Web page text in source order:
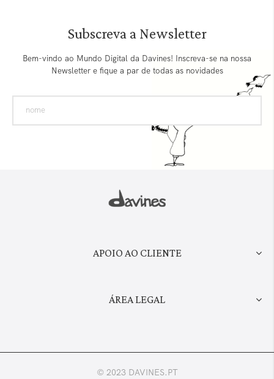
Subscreva a Newsletter
Bem-vindo ao Mundo Digital da Davines! Inscreva-se na nossa
Newsletter e fique a par de todas as novidades
APOIO AO CLIENTE
ÁREA LEGAL
© 2023 DAVINES.PT